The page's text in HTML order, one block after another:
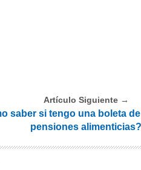
Artículo Siguiente →
saber si tengo una boleta
pensiones alimenticias?